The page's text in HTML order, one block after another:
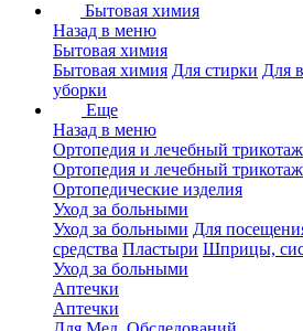
Бытовая химия
Назад в меню
Бытовая химия
Бытовая химия Для стирки Для
уборки
Еще
Назад в меню
Ортопедия и лечебный трикотаж
Ортопедия и лечебный трикотаж
Ортопедические изделия
Уход за больными
Уход за больными Для
средства Пластыри Шприцы,
Уход за больными
Аптечки
Аптечки